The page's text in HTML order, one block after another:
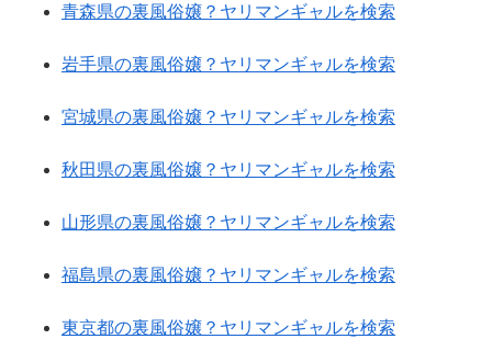
青森県の裏風俗嬢？ヤリマンギャルを検索
岩手県の裏風俗嬢？ヤリマンギャルを検索
宮城県の裏風俗嬢？ヤリマンギャルを検索
秋田県の裏風俗嬢？ヤリマンギャルを検索
山形県の裏風俗嬢？ヤリマンギャルを検索
福島県の裏風俗嬢？ヤリマンギャルを検索
東京都の裏風俗嬢？ヤリマンギャルを検索